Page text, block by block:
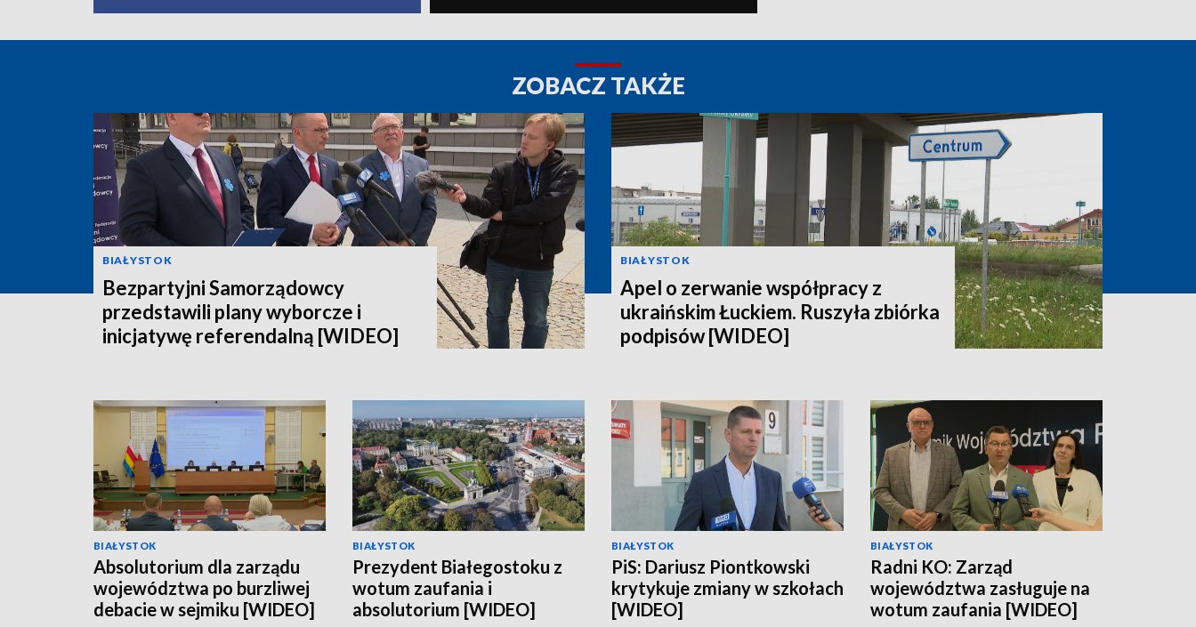
ZOBACZ TAKŻE
BIAŁYSTOK
Bezpartyjni Samorządowcy
przedstawili plany wyborcze i
inicjatywę referendalną [WIDEO]
BIAŁYSTOK
Apel o zerwanie współpracy z
ukraińskim Łuckiem. Ruszyła zbiórka
podpisów [WIDEO]
BIAŁYSTOK
Absolutorium dla zarządu
województwa po burzliwej
debacie w sejmiku [WIDEO]
BIAŁYSTOK
Prezydent Białegostoku z
wotum zaufania i
absolutorium [WIDEO]
BIAŁYSTOK
PiS: Dariusz Piontkowski
krytykuje zmiany w szkołach
[WIDEO]
BIAŁYSTOK
Radni KO: Zarząd
województwa zasługuje na
wotum zaufania [WIDEO]